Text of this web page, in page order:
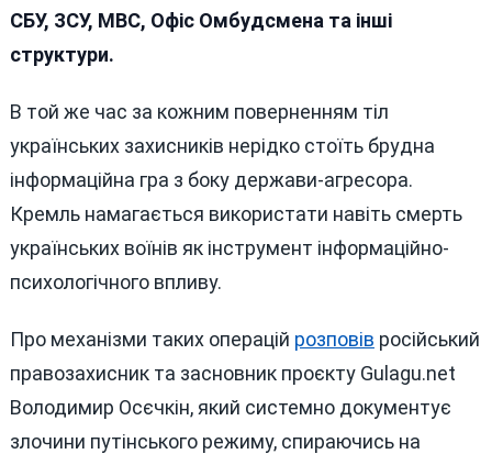
СБУ, ЗСУ, МВС, Офіс Омбудсмена та інші
структури.
В той же час за кожним поверненням тіл
українських захисників нерідко стоїть брудна
інформаційна гра з боку держави-агресора.
Кремль намагається використати навіть смерть
українських воїнів як інструмент інформаційно-
психологічного впливу.
Про механізми таких операцій розповів російський
правозахисник та засновник проєкту Gulagu.net
Володимир Осєчкін, який системно документує
злочини путінського режиму, спираючись на